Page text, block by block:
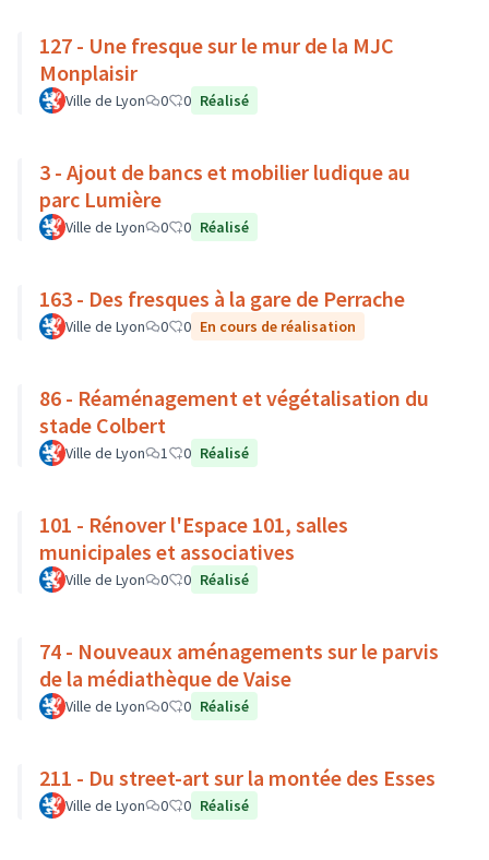
127 - Une fresque sur le mur de la MJC
Monplaisir
Ville de Lyon 0 0 Réalisé
3 - Ajout de bancs et mobilier ludique au
parc Lumière
Ville de Lyon 0 0 Réalisé
163 - Des fresques à la gare de Perrache
Ville de Lyon 0 0 En cours de réalisation
86 - Réaménagement et végétalisation du
stade Colbert
Ville de Lyon 1 0 Réalisé
101 - Rénover l'Espace 101, salles
municipales et associatives
Ville de Lyon 0 0 Réalisé
74 - Nouveaux aménagements sur le parvis
de la médiathèque de Vaise
Ville de Lyon 0 0 Réalisé
211 - Du street-art sur la montée des Esses
Ville de Lyon 0 0 Réalisé